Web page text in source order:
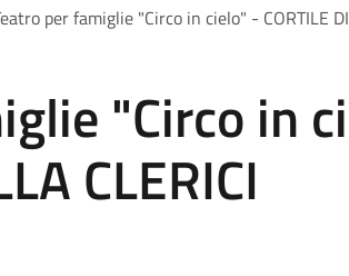
per famiglie "Circo in cielo" - CORTILE DI
"Circo in
CLERICI